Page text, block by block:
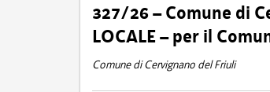
327/26 – Comune di
LOCALE – per il
Comune di Cervignano del Friuli